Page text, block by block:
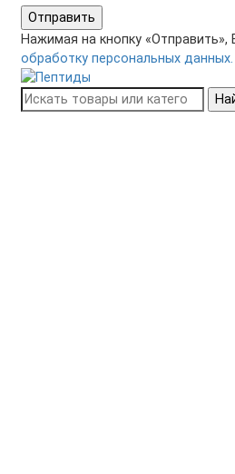
Отправить
Нажимая на кнопку «Отправить»,
обработку персональных данных.